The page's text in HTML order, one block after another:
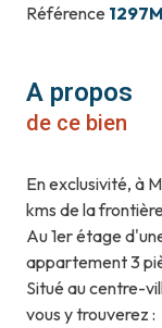
Référence
A propos
de ce bien
En exclusivité, à
kms de la
Au 1er étage
appartement 3
Situé au centre-
vous y trouverez :